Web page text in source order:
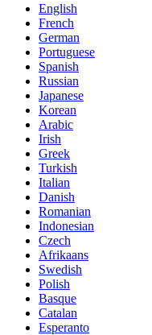
English
French
German
Portuguese
Spanish
Russian
Japanese
Korean
Arabic
Irish
Greek
Turkish
Italian
Danish
Romanian
Indonesian
Czech
Afrikaans
Swedish
Polish
Basque
Catalan
Esperanto